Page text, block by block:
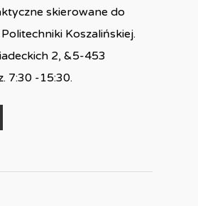
skierowane do
Koszalińskiej.
2, &5-453
7:30 -15:30.